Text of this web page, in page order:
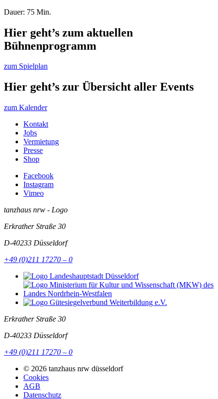
Dauer: 75 Min.
Hier geht’s zum aktuellen
Bühnenprogramm
zum Spielplan
Hier geht’s zur Übersicht aller Events
zum Kalender
Kontakt
Jobs
Vermietung
Presse
Shop
Facebook
Instagram
Vimeo
tanzhaus nrw - Logo
Erkrather Straße 30
D-40233 Düsseldorf
+49 (0)211 17270 – 0
Erkrather Straße 30
D-40233 Düsseldorf
+49 (0)211 17270 – 0
© 2026 tanzhaus nrw düsseldorf
Cookies
AGB
Datenschutz